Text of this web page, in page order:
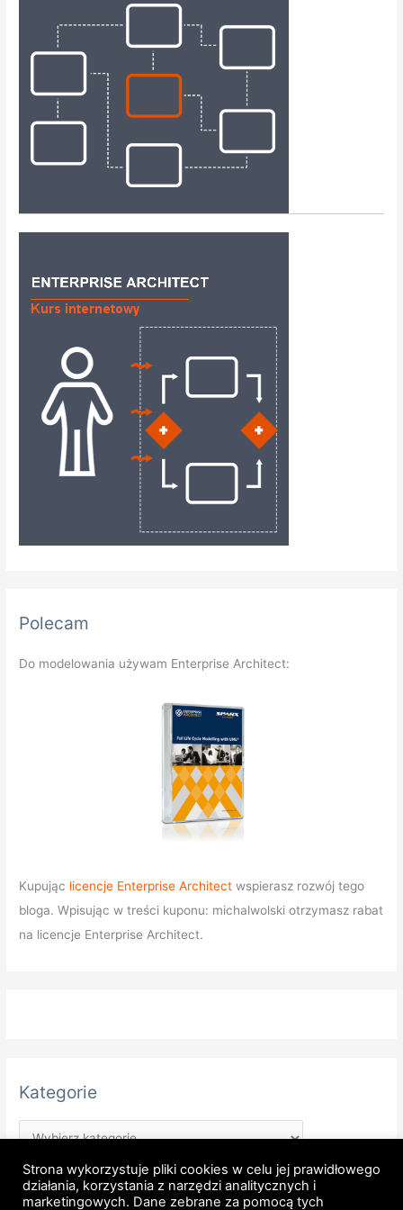
Polecam
Do modelowania używam Enterprise Architect:
Kupując licencje Enterprise Architect wspierasz rozwój tego
bloga. Wpisując w treści kuponu: michalwolski otrzymasz rabat
na licencje Enterprise Architect.
Kategorie
Strona wykorzystuje pliki cookies w celu jej prawidłowego
działania, korzystania z narzędzi analitycznych i
marketingowych. Dane zebrane za pomocą tych